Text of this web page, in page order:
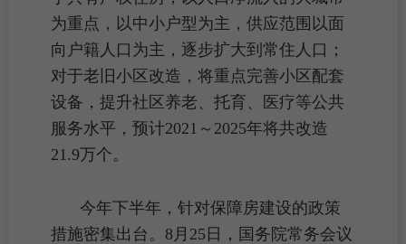
为重点，以中小户型为主，供应范围以面
向 户籍人口 为主，逐步扩大到 常住人口 ；
对于老旧小区改造 ，将重点完善小区 配套
设备，提升社区养老、托育、医疗等公共
服务水平，预计2021～2025年将共改造
21.9万个。
今年下半年，针对保障房建设的政策
措施密集出台。8月25日，国务院常务会议